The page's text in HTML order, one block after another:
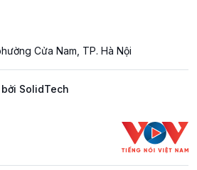
Cửa Nam, TP. Hà Nội
SolidTech